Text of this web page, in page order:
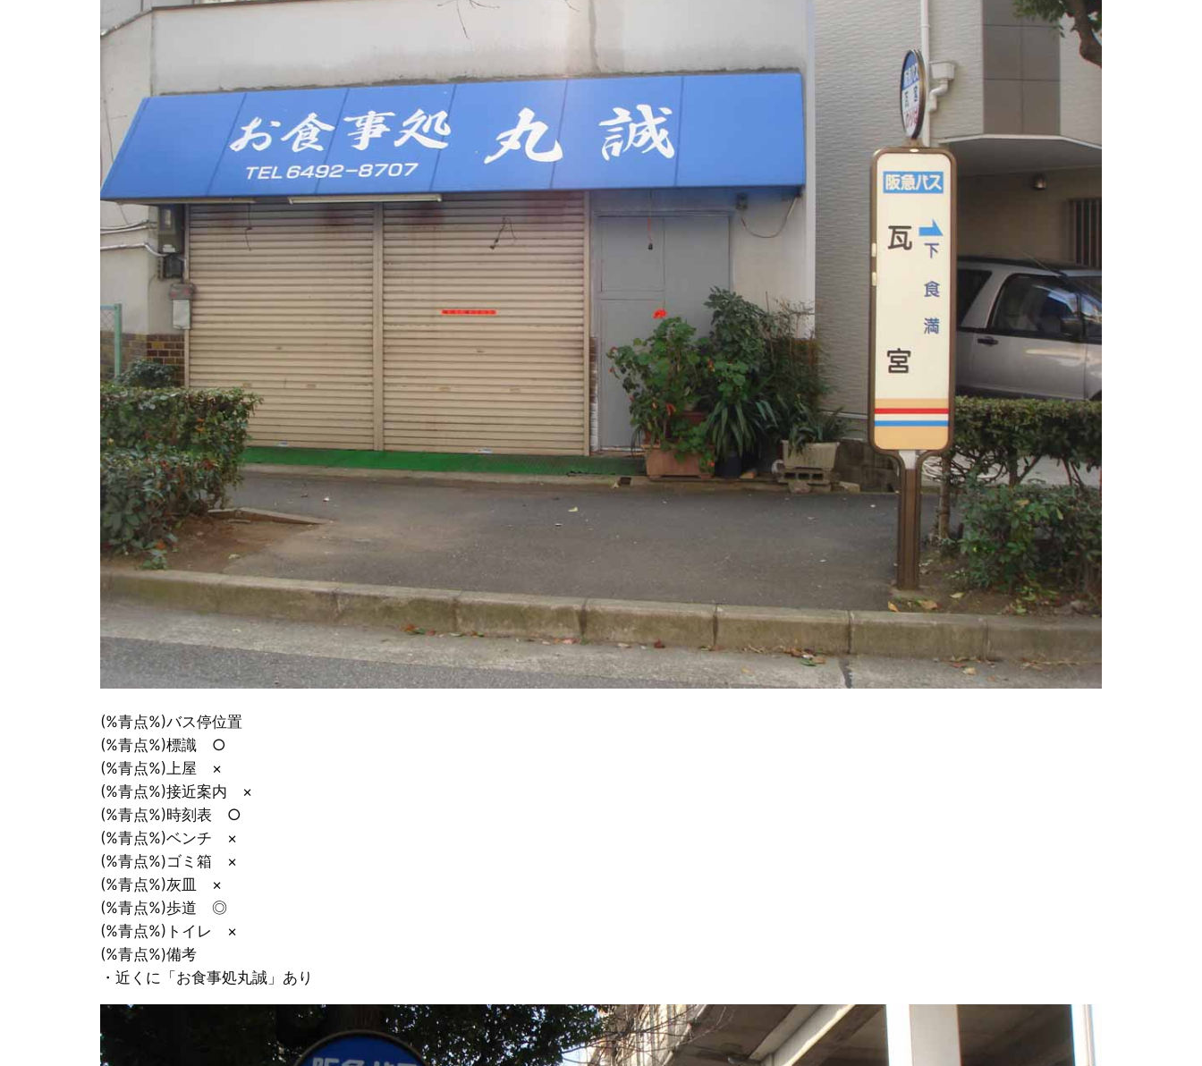
(%青点%)バス停位置
(%青点%)標識 ○
(%青点%)上屋 ×
(%青点%)接近案内 ×
(%青点%)時刻表 ○
(%青点%)ベンチ ×
(%青点%)ゴミ箱 ×
(%青点%)灰皿 ×
(%青点%)歩道 ◎
(%青点%)トイレ ×
(%青点%)備考
・近くに「お食事処丸誠」あり